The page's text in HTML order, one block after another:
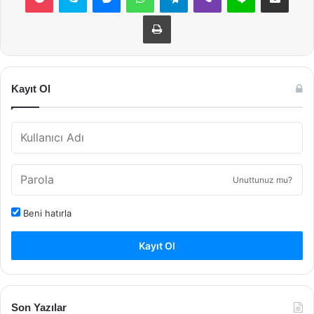
Yazdır
Kayıt Ol
Unuttunuz mu?
Beni hatırla
Kayıt Ol
Son Yazılar